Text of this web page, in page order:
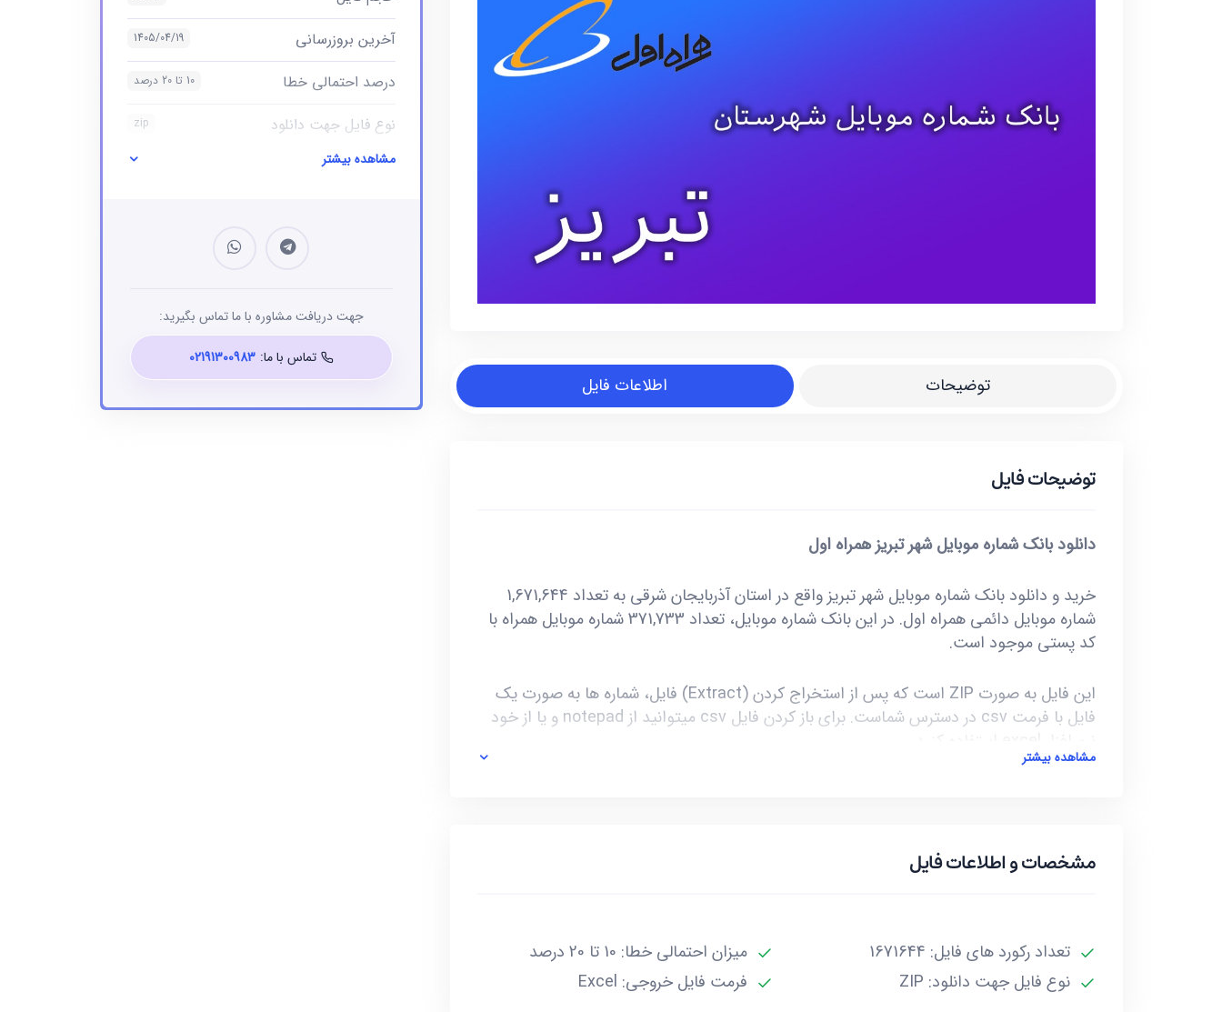
توضیحات اطلاعات فایل
توضیحات فایل
دانلود بانک شماره موبایل شهر تبریز همراه اول
خرید و دانلود بانک شماره موبایل شهر تبریز واقع در استان آذربایجان شرقی به تعداد 1,671,644
شماره موبایل دائمی همراه اول. در این بانک شماره موبایل، تعداد 371,733 شماره موبایل همراه با
کد پستی موجود است.
این فایل به صورت ZIP است که پس از استخراج کردن (Extract) فایل، شماره ها به صورت یک
فایل با فرمت csv در دسترس شماست. برای باز کردن فایل csv میتوانید از notepad و یا از خود
گونه موارد از 10 تا حداکثر 20 درصد خطا احتمالی داشته باشند.***
مشاهده بیشتر
مشخصات و اطلاعات فایل
تعداد رکورد های فایل: 1671644
نوع فایل جهت دانلود: ZIP
میزان احتمالی خطا: 10 تا 20 درصد
فرمت فایل خروجی: Excel
آخرین بروزرسانی 1405/04/19
درصد احتمالی خطا 10 تا 20 درصد
نوع فایل جهت دانلود zip
نوع فایل بانک شماره موبایل مشاهده بیشتر
جهت دریافت مشاوره با ما تماس بگیرید:
تماس با ما: 02191300983